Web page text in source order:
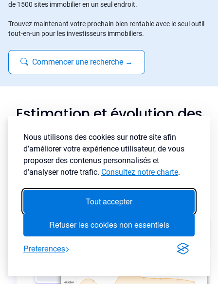
Nous utilisons des cookies sur notre site afin
d’améliorer votre expérience utilisateur, de vous
proposer des contenus personnalisés et
d’analyser notre trafic. Consultez notre charte.
Tout accepter
Refuser les cookies non essentiels
Preferences
de 1500 sites immobilier en un seul endroit.
Trouvez maintenant votre prochain bien rentable avec le seul outil
tout-en-un pour les investisseurs immobiliers.
Commencer une recherche →
Estimation et évolution des
prix immobiliers